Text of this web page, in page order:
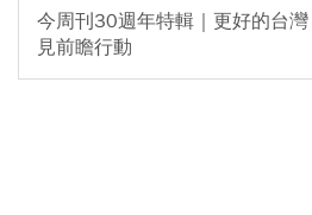
今周刊30週年特輯｜更好的台
見前瞻行動